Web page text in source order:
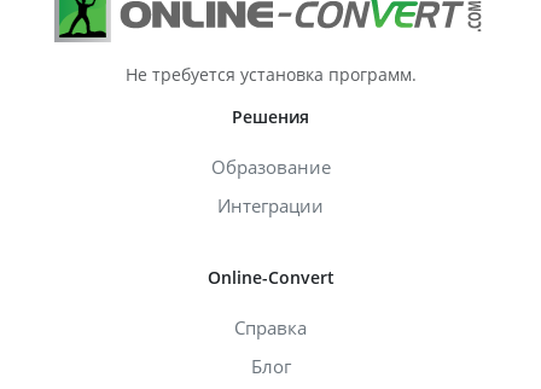
Не требуется установка программ.
Решения
Образование
Интеграции
Online-Convert
Справка
Блог